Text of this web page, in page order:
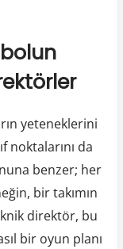
yeteneklerini
noktalarını da
benzer; her
bir takımın
direktör, bu
bir oyun planı